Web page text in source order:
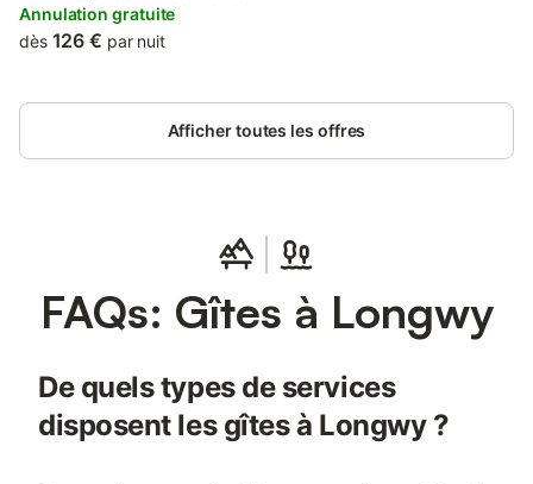
Boulangerie-Pâtisserie, Bus Ville & Frontières..
Annulation gratuite
dès 126 € par nuit
Afficher toutes les offres
FAQs: Gîtes à Longwy
De quels types de services
disposent les gîtes à Longwy ?